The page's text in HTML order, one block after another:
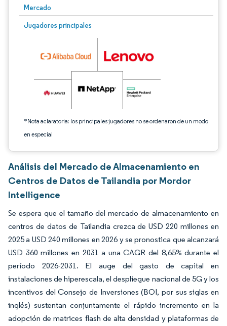
Mercado
Jugadores principales
*Nota aclaratoria: los principales jugadores no se ordenaron de un modo
en especial
Imagen © Mordor Intelligence. El uso requiere atribución según CC BY 4.0.
Análisis del Mercado de Almacenamiento en
Centros de Datos de Tailandia por Mordor
Intelligence
Se espera que el tamaño del mercado de almacenamiento en
centros de datos de Tailandia crezca de USD 220 millones en
2025 a USD 240 millones en 2026 y se pronostica que alcanzará
USD 360 millones en 2031 a una CAGR del 8,65% durante el
período 2026-2031. El auge del gasto de capital en
instalaciones de hiperescala, el despliegue nacional de 5G y los
incentivos del Consejo de Inversiones (BOI, por sus siglas en
inglés) sustentan conjuntamente el rápido incremento en la
adopción de matrices flash de alta densidad y plataformas de